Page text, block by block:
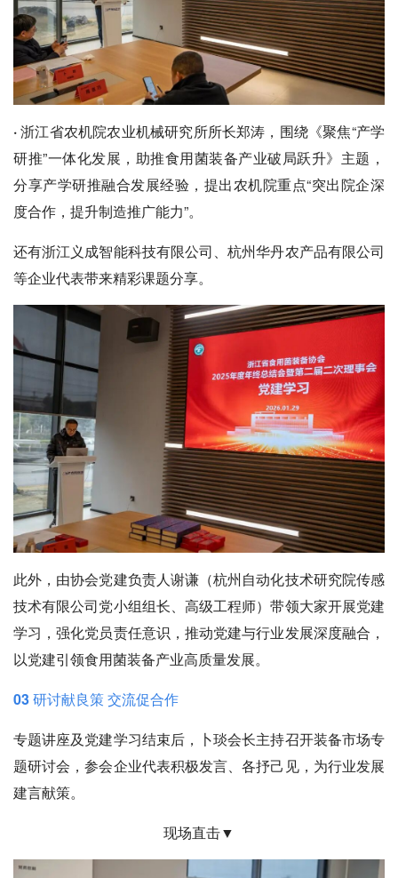
·浙江省农机院农业机械研究所所长郑涛，围绕《聚焦“产学
研推”一体化发展，助推食用菌装备产业破局跃升》主题，
分享产学研推融合发展经验，提出农机院重点“突出院企深
度合作，提升制造推广能力”。
还有浙江义成智能科技有限公司、杭州华丹农产品有限公司
等企业代表带来精彩课题分享。
此外，由协会党建负责人谢谦（杭州自动化技术研究院传感
技术有限公司党小组组长、高级工程师）带领大家开展党建
学习，强化党员责任意识，推动党建与行业发展深度融合，
以党建引领食用菌装备产业高质量发展。
03 研讨献良策 交流促合作
专题讲座及党建学习结束后，卜琰会长主持召开装备市场专
题研讨会，参会企业代表积极发言、各抒己见，为行业发展
建言献策。
现场直击▼